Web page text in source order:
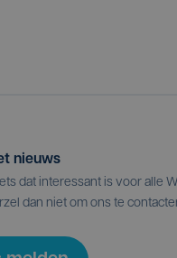
nieuws
dat interessant is voor alle
dan niet om ons te